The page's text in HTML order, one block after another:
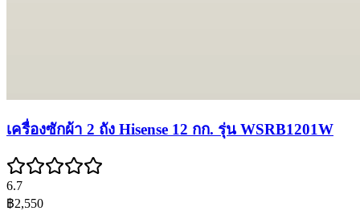
เครื่องซักผ้า 2 ถัง Hisense 12 กก. รุ่น WSRB1201W
6.7
฿2,550